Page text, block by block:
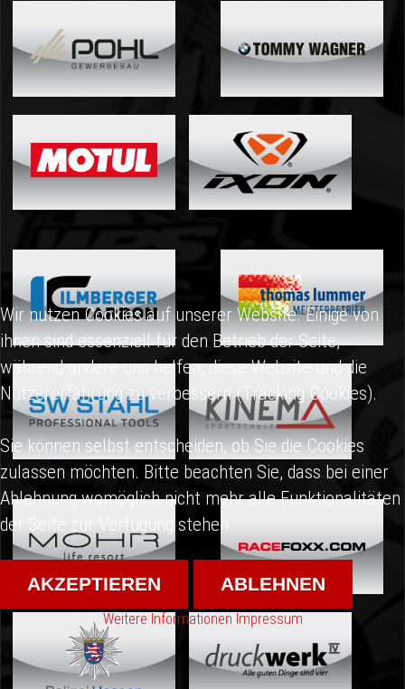
Wir nutzen Cookies auf unserer Website. Einige von
ihnen sind essenziell für den Betrieb der Seite,
während andere uns helfen, diese Website und die
Nutzererfahrung zu verbessern (Tracking Cookies).
Sie können selbst entscheiden, ob Sie die Cookies
zulassen möchten. Bitte beachten Sie, dass bei einer
Ablehnung womöglich nicht mehr alle Funktionalitäten
der Seite zur Verfügung stehen.
AKZEPTIEREN ABLEHNEN
Weitere Informationen Impressum